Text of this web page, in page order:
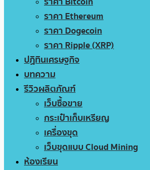
ราคา Ethereum
ราคา Dogecoin
ราคา Ripple (XRP)
ปฏิทินเศรษฐกิจ
บทความ
รีวิวผลิตภัณฑ์
เว็บซื้อขาย
กระเป๋าเก็บเหรียญ
เครื่องขุด
เว็บขุดแบบ Cloud Mining
ห้องเรียน